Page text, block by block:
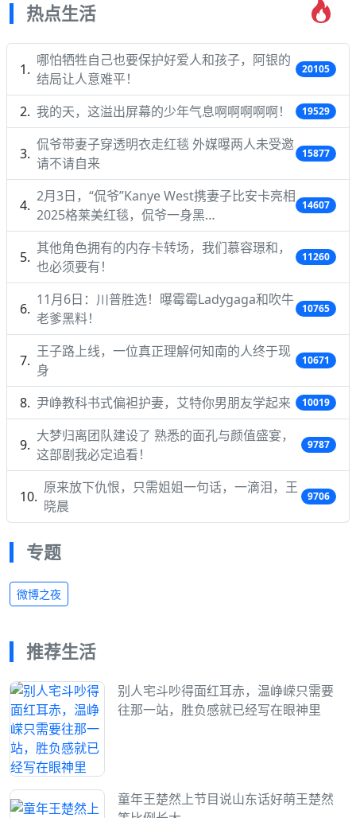
热点生活
哪怕牺牲自己也要保护好爱人和孩子，阿银的
结局让人意难平！
20105
我的天，这溢出屏幕的少年气息啊啊啊啊啊！ 19529
侃爷带妻子穿透明衣走红毯 外媒曝两人未受邀
请不请自来
15877
2月3日，“侃爷”Kanye West携妻子比安卡亮相
2025格莱美红毯，侃爷一身黑…
14607
其他角色拥有的内存卡转场，我们慕容璟和，
也必须要有！
11260
11月6日：川普胜选！曝霉霉Ladygaga和吹牛
老爹黑料！
10765
王子路上线，一位真正理解何知南的人终于现
身
10671
尹峥教科书式偏袒护妻，艾特你男朋友学起来 10019
大梦归离团队建设了 熟悉的面孔与颜值盛宴，
这部剧我必定追看！
9787
原来放下仇恨，只需姐姐一句话，一滴泪，王
晓晨
9706
专题
微博之夜
推荐生活
别人宅斗吵得面红耳赤，温峥嵘只需要
往那一站，胜负感就已经写在眼神里
童年王楚然上节目说山东话好萌王楚然